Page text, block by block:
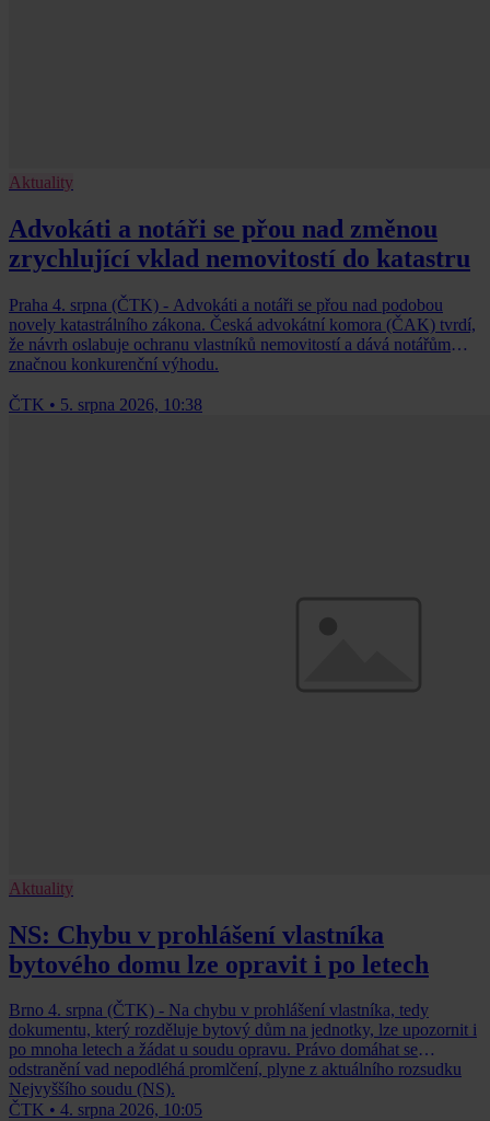
Aktuality
Advokáti a notáři se přou nad změnou
zrychlující vklad nemovitostí do katastru
Praha 4. srpna (ČTK) - Advokáti a notáři se přou nad podobou
novely katastrálního zákona. Česká advokátní komora (ČAK) tvrdí,
že návrh oslabuje ochranu vlastníků nemovitostí a dává notářům
značnou konkurenční výhodu.
ČTK • 5. srpna 2026, 10:38
Aktuality
NS: Chybu v prohlášení vlastníka
bytového domu lze opravit i po letech
Brno 4. srpna (ČTK) - Na chybu v prohlášení vlastníka, tedy
dokumentu, který rozděluje bytový dům na jednotky, lze upozornit i
po mnoha letech a žádat u soudu opravu. Právo domáhat se
odstranění vad nepodléhá promlčení, plyne z aktuálního rozsudku
Nejvyššího soudu (NS).
ČTK • 4. srpna 2026, 10:05